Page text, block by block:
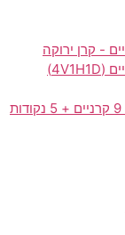
GPI RY-3701LG לייזר קרן ירוקה - 9 קרניים + 5 נקודות